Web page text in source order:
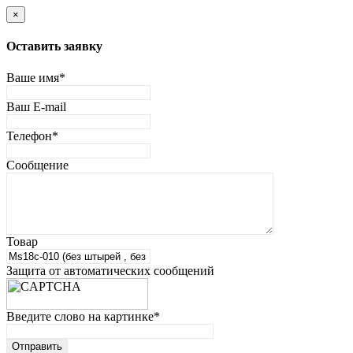
×
Оставить заявку
Ваше имя*
Ваш E-mail
Телефон*
Сообщение
Товар
Защита от автоматических сообщений
Введите слово на картинке*